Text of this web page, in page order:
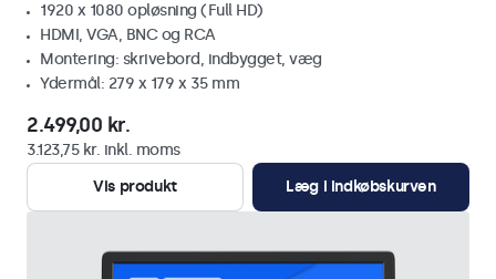
1920 x 1080 opløsning (Full HD)
HDMI, VGA, BNC og RCA
Montering: skrivebord, indbygget, væg
Ydermål: 279 x 179 x 35 mm
2.499,00 kr.
3.123,75 kr. inkl. moms
Vis produkt
Læg i indkøbskurven